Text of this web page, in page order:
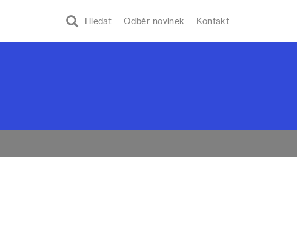
Hledat Odběr novinek Kontakt